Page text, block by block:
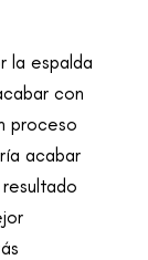
la espalda
con
proceso
acabar